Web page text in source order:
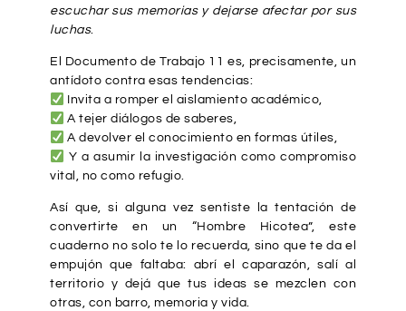
escuchar sus memorias y dejarse afectar por sus
luchas.
El Documento de Trabajo 11 es, precisamente, un
antídoto contra esas tendencias:
Invita a romper el aislamiento académico,
A tejer diálogos de saberes,
A devolver el conocimiento en formas útiles,
Y a asumir la investigación como compromiso
vital, no como refugio.
Así que, si alguna vez sentiste la tentación de
convertirte en un “Hombre Hicotea”, este
cuaderno no solo te lo recuerda, sino que te da el
empujón que faltaba: abrí el caparazón, salí al
territorio y dejá que tus ideas se mezclen con
otras, con barro, memoria y vida.